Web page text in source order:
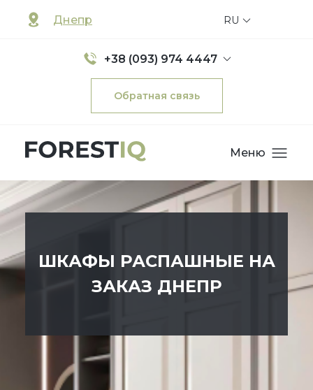
Днепр
+38 (093) 974 4447
Обратная связь
RU
Меню
ШКАФЫ РАСПАШНЫЕ НА
ЗАКАЗ ДНЕПР